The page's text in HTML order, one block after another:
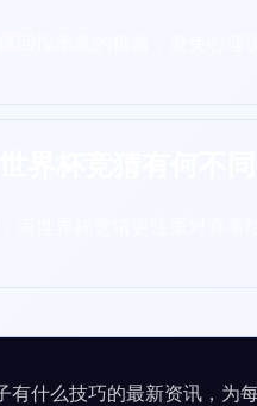
有什么技巧的最新资讯，为